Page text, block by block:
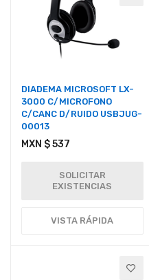
DIADEMA MICROSOFT LX-
3000 C/MICROFONO
C/CANC D/RUIDO USBJUG-
00013
MXN $ 537
SOLICITAR
EXISTENCIAS
VISTA RÁPIDA